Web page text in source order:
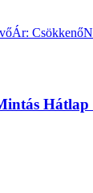
Ár: Csökkenő
Hátlap